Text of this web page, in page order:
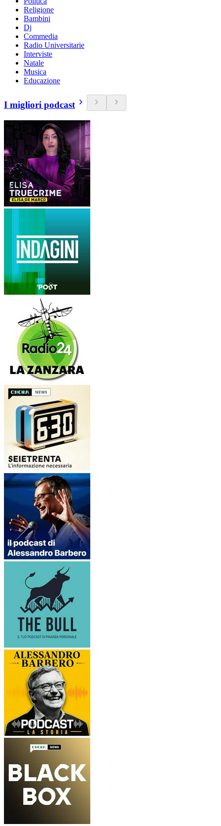
Religione
Bambini
Dj
Commedia
Radio Universitarie
Interviste
Natale
Musica
Educazione
I migliori podcast